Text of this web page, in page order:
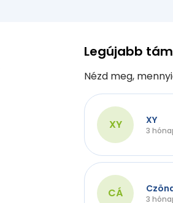
Legújabb
Nézd meg,
XY XY
3
CÁ 3